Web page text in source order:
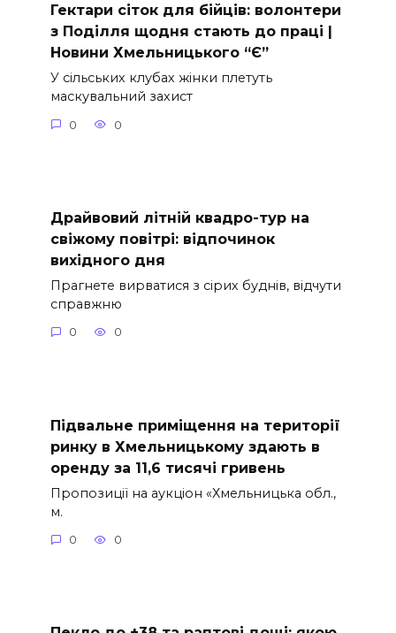
Гектари сіток для бійців: волонтери
з Поділля щодня стають до праці |
Новини Хмельницького “Є”
У сільських клубах жінки плетуть
маскувальний захист
0 0
Драйвовий літній квадро-тур на
свіжому повітрі: відпочинок
вихідного дня
Прагнете вирватися з сірих буднів, відчути
справжню
0 0
Підвальне приміщення на території
ринку в Хмельницькому здають в
оренду за 11,6 тисячі гривень
Пропозиції на аукціон «Хмельницька обл.,
м.
0 0